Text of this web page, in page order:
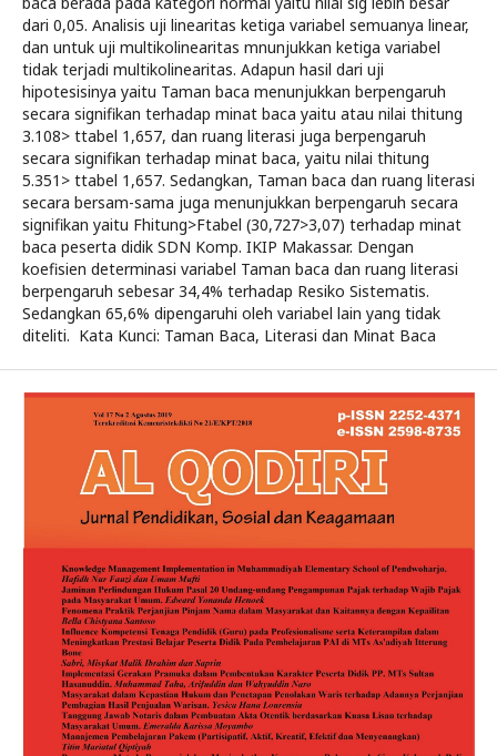
dari 0,05. Analisis uji linearitas ketiga variabel semuanya linear,
dan untuk uji multikolinearitas mnunjukkan ketiga variabel
tidak terjadi multikolinearitas. Adapun hasil dari uji
hipotesisinya yaitu Taman baca menunjukkan berpengaruh
secara signifikan terhadap minat baca yaitu atau nilai thitung
3.108> ttabel 1,657, dan ruang literasi juga berpengaruh
secara signifikan terhadap minat baca, yaitu nilai thitung
5.351> ttabel 1,657. Sedangkan, Taman baca dan ruang literasi
secara bersam-sama juga menunjukkan berpengaruh secara
signifikan yaitu Fhitung>Ftabel (30,727>3,07) terhadap minat
baca peserta didik SDN Komp. IKIP Makassar. Dengan
koefisien determinasi variabel Taman baca dan ruang literasi
berpengaruh sebesar 34,4% terhadap Resiko Sistematis.
Sedangkan 65,6% dipengaruhi oleh variabel lain yang tidak
diteliti. Kata Kunci: Taman Baca, Literasi dan Minat Baca